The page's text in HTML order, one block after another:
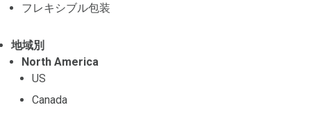
フレキシブル包装
地域別
North America
US
Canada